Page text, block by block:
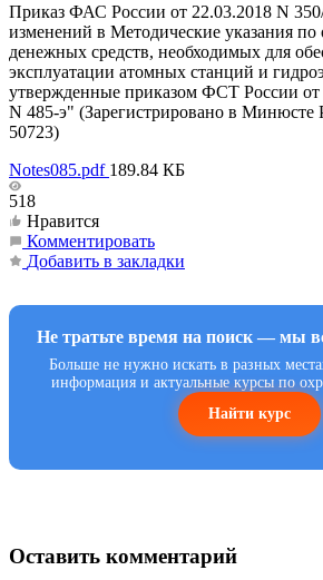
Приказ ФАС России от 22.03.2018 N
изменений в Методические указания по
денежных средств, необходимых для
эксплуатации атомных станций и
утвержденные приказом ФСТ России от
N 485-э" (Зарегистрировано в Минюсте
50723)
Notes085.pdf 189.84 КБ
518
Нравится
Комментировать
Добавить в закладки
Не тратьте время на поиск — мы
Больше не нужно искать в разных
информация и актуальные курсы по
Найти курс
Оставить комментарий